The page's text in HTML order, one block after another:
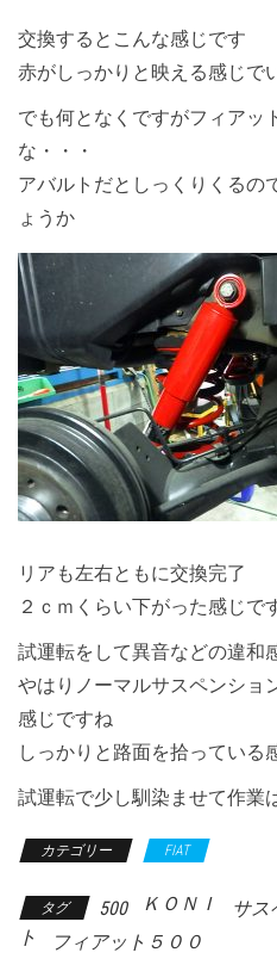
交換するとこんな感じです
赤がしっかりと映える感じで
でも何となくですがフィアッ
な・・・
アバルトだとしっくりくるの
ょうか
リアも左右ともに交換完了
２ｃｍくらい下がった感じで
試運転をして異音などの違和
やはりノーマルサスペンショ
感じですね
しっかりと路面を拾っている
試運転で少し馴染ませて作業
カテゴリー FIAT
タグ 500 ＫＯＮＩ サス
ト
フィアット５００